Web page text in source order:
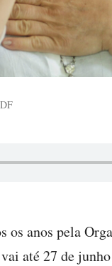
os anos pela
até 27 de